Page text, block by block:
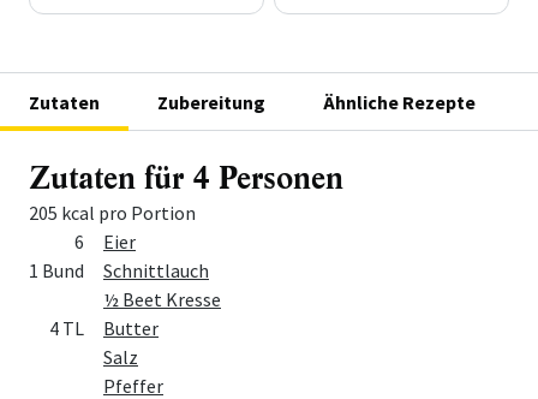
Zutaten Zubereitung Ähnliche Rezepte
Zutaten für 4 Personen
205 kcal pro Portion
Menge Zutat
6
Eier
1 Bund
Schnittlauch
½ Beet Kresse
4 TL
Butter
Salz
Pfeffer